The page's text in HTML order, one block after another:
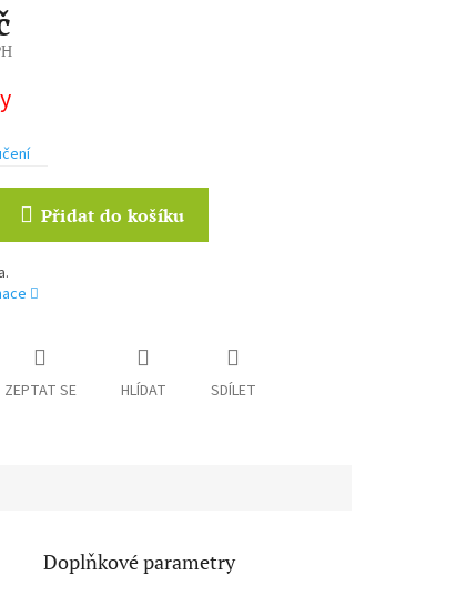
Přidat do košíku
ZEPTAT SE HLÍDAT SDÍLET
Doplňkové parametry